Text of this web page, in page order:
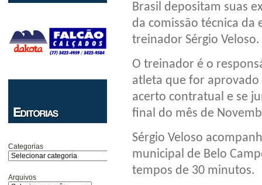
Categorias
Arquivos
Brasil depositam suas
da comissão técnica da
treinador Sérgio Veloso.
O treinador é o
atleta que for aprovado
acerto contratual e se
final do mês de
Sérgio Veloso
municipal de Belo
tempos de 30 minutos.